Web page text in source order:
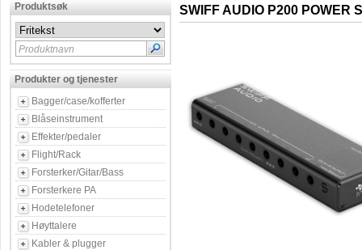
Produktsøk
Produktnavn
Produkter og tjenester
Bagger/case/kofferter
Blåseinstrument
Effekter/pedaler
Flight/Rack
Forsterker/Gitar/Bass
Forsterkere PA
Hodetelefoner
Høyttalere
Kabler & plugger
SWIFF AUDIO P200 POWER